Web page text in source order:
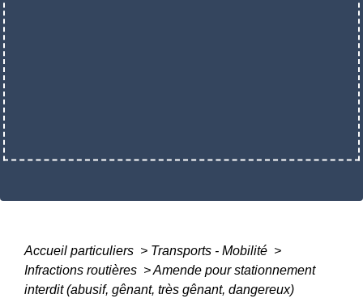
Accueil particuliers > Transports - Mobilité >
Infractions routières >Amende pour stationnement
interdit (abusif, gênant, très gênant, dangereux)